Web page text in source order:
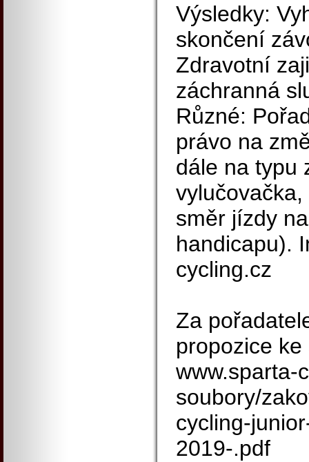
Výsledky:
skončení
Zdravotní
záchranná
Různé:
právo na
dále na typu
směr jízdy
handicapu).
cycling.cz
Za
propozice
www.sparta-
soubory/
cycling-
2019-.pdf